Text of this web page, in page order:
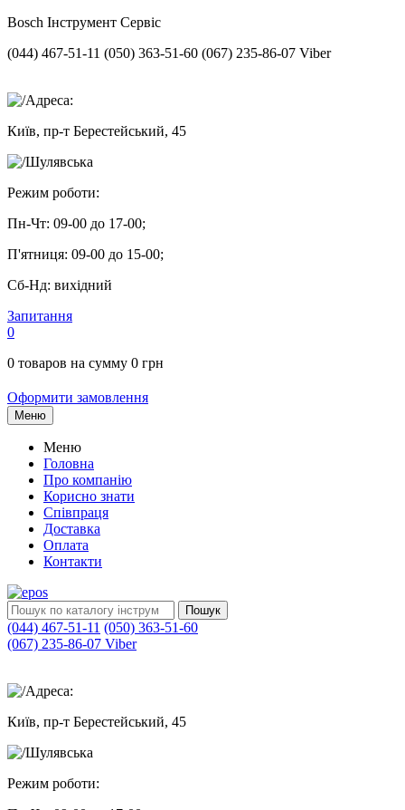
Bosch Інструмент Сервіс
(044) 467-51-11 (050) 363-51-60 (067) 235-86-07 Viber
Адреса:
Київ, пр-т Берестейський, 45
Шулявська
Режим роботи:
Пн-Чт: 09-00 до 17-00;
П'ятниця: 09-00 до 15-00;
Сб-Нд: вихідний
Запитання
0
0 товаров на сумму 0 грн
Оформити замовлення
Меню
Меню
Головна
Про компанію
Корисно знати
Співпраця
Доставка
Оплата
Контакти
Пошук
(044) 467-51-11 (050) 363-51-60
(067) 235-86-07 Viber
Адреса:
Київ, пр-т Берестейський, 45
Шулявська
Режим роботи: